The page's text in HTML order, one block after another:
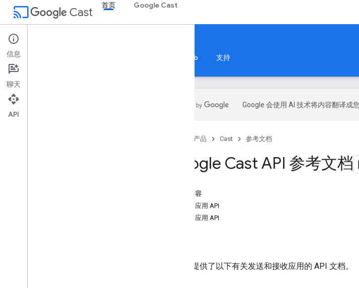
cast Cast
首页 Google Cast
首页
首页 Codelab 支持
Google 会使用 AI 技术将内容翻译成
产品 Cast 参考文档
Google Cast API 参考文档
本页内容
发送者应用 API
接收器应用 API
本参考提供了以下有关发送和接收应用的 API 文档。
信息
聊天
API